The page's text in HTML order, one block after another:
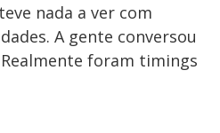
nada a ver com
A gente conversou
foram timings